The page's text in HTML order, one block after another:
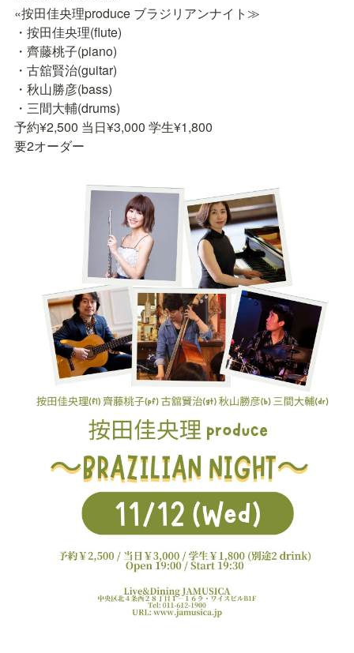
«按田佳央理produce ブラジリアンナイト≫
・按田佳央理(flute)
・齊藤桃子(piano)
・古舘賢治(guitar)
・秋山勝彦(bass)
・三間大輔(drums)
予約¥2,500 当日¥3,000 学生¥1,800
要2オーダー